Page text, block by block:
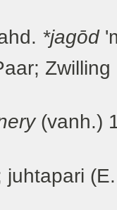
*jagōd
(vanh.)